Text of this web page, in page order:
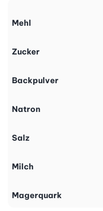
Mehl
Zucker
Backpulver
Natron
Salz
Milch
Magerquark